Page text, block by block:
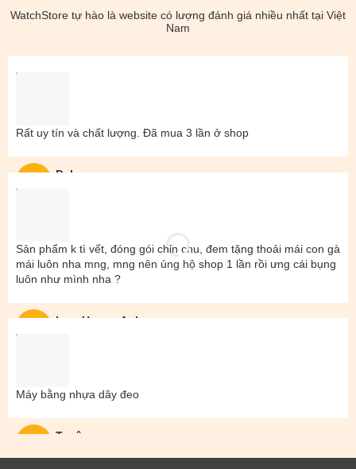
WatchStore tự hào là website có lượng đánh giá nhiều nhất tại Việt
Nam
Đal
Rất uy tín và chất lượng. Đã mua 3 lần ở shop
Lam Hoang Anh
Sản phẩm k tì vết, đóng gói chỉn chu, đem tặng thoải mái con gà
mái luôn nha mng, mng nên ủng hộ shop 1 lần rồi ưng cái bụng
luôn như mình nha ?
Tuyên
Máy bằng nhựa dây đeo